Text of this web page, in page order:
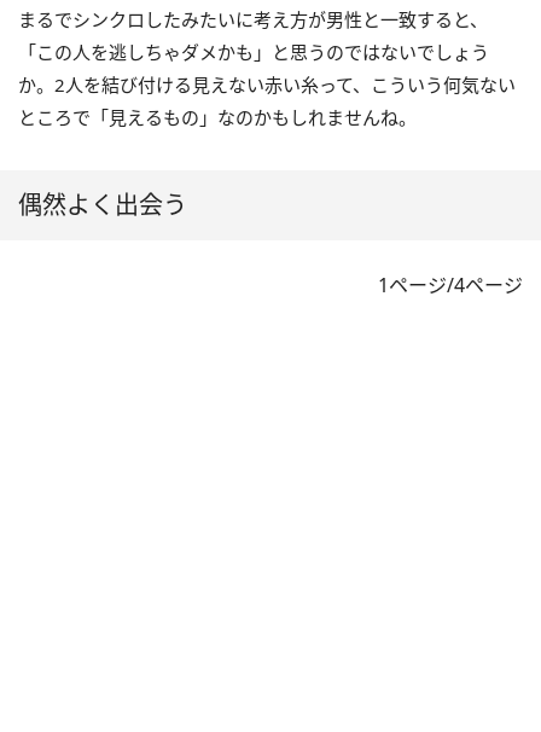
まるでシンクロしたみたいに考え方が男性と一致すると、
「この人を逃しちゃダメかも」と思うのではないでしょう
か。2人を結び付ける見えない赤い糸って、こういう何気ない
ところで「見えるもの」なのかもしれませんね。
偶然よく出会う
1ページ/4ページ